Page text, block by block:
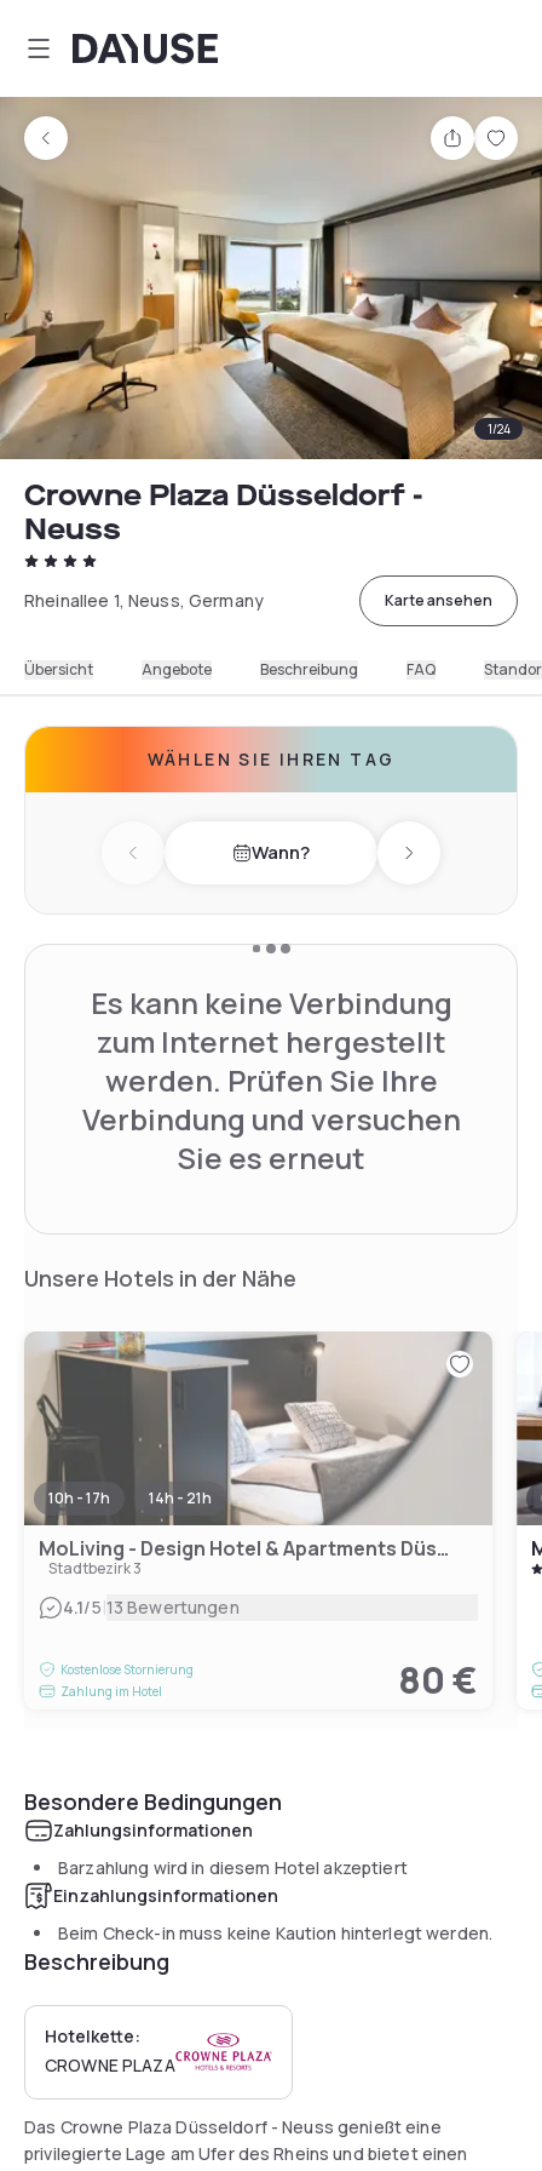
Dayuse
Teilen
1/24
Crowne Plaza Düsseldorf -
Neuss
Rheinallee 1, Neuss, Germany Karte ansehen
Übersicht Angebote Beschreibung FAQ
WÄHLEN SIE IHREN TAG
Previous day Wann? Next day
Es kann keine Verbindung
zum Internet hergestellt
werden. Prüfen Sie Ihre
Verbindung und versuchen
Sie es erneut
Unsere Hotels in der Nähe
10h - 17h 14h - 21h
MoLiving - Design Hotel & Apartments Düsseldorf-Neuss
Stadtbezirk 3
4.1/5|13 Bewertungen
Kostenlose Stornierung
Zahlung im Hotel
80 €
Besondere Bedingungen
Zahlungsinformationen
Barzahlung wird in diesem Hotel akzeptiert
Einzahlungsinformationen
Beim Check-in muss keine Kaution hinterlegt werden.
Beschreibung
Hotelkette:
CROWNE PLAZA
Das Crowne Plaza Düsseldorf - Neuss genießt eine
privilegierte Lage am Ufer des Rheins und bietet einen